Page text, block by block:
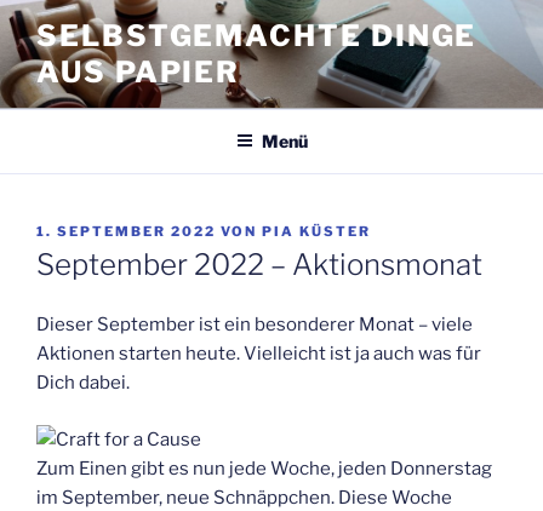
Zum
Inhalt
springen
SELBSTGEMACHTE DINGE
AUS PAPIER
Menü
VERÖFFENTLICHT
AM
1. SEPTEMBER 2022 VON PIA KÜSTER
September 2022 – Aktionsmonat
Dieser September ist ein besonderer Monat – viele
Aktionen starten heute. Vielleicht ist ja auch was für
Dich dabei.
Zum Einen gibt es nun jede Woche, jeden Donnerstag
im September, neue Schnäppchen. Diese Woche